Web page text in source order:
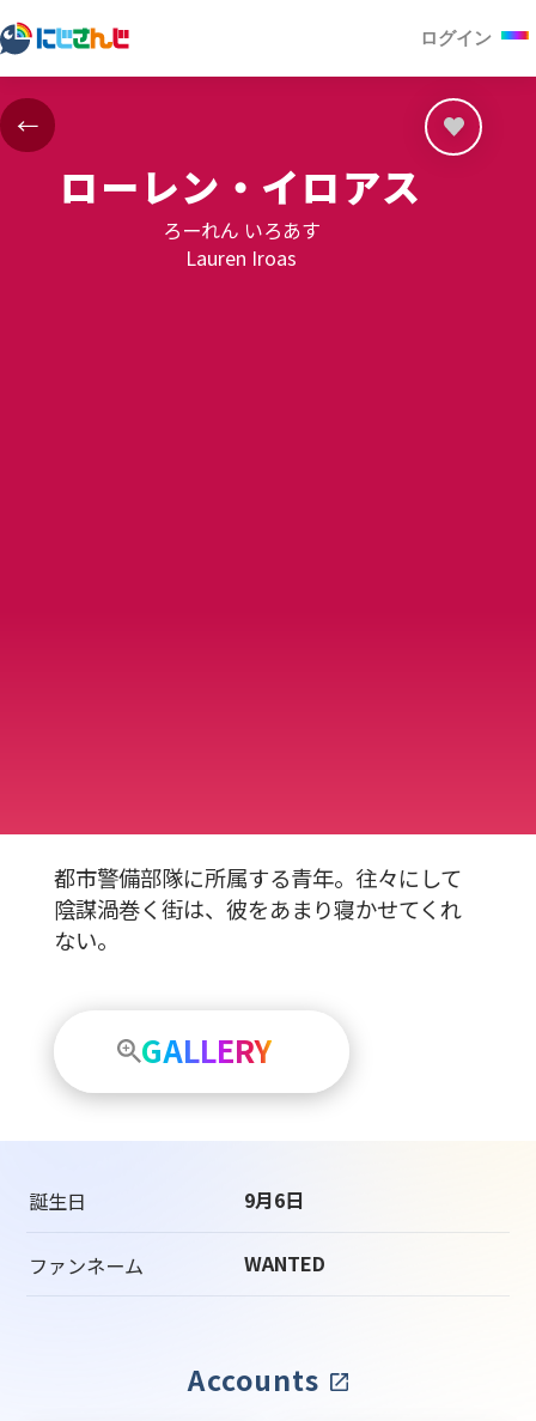
ログイン
←
ローレン・イロアス
ろーれん いろあす
Lauren Iroas
都市警備部隊に所属する青年。往々にして
陰謀渦巻く街は、彼をあまり寝かせてくれ
ない。
GALLERY
誕生日 9月6日
ファンネーム WANTED
Accounts